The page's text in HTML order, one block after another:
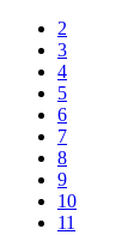
2
3
4
5
6
7
8
9
10
11